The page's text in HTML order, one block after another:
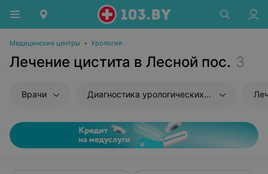
Медицинские центры • Урология
Лечение цистита в Лесной пос. 3
Врачи Диагностика урологических заболеваний